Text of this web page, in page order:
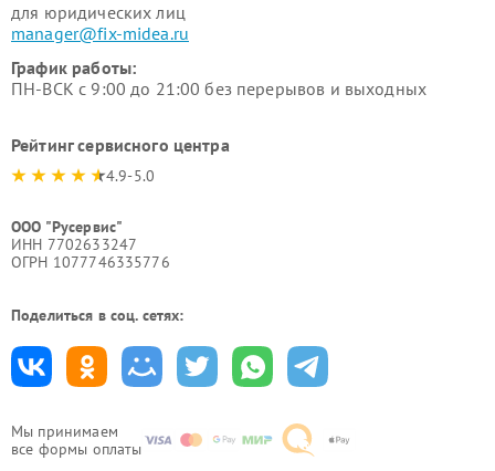
Мы принимаем
все формы оплаты
для юридических лиц
manager@fix-midea.ru
График работы:
ПН-ВСК с 9:00 до 21:00 без перерывов и выходных
Рейтинг сервисного центра
4.9-5.0
ООО "Русервис"
ИНН 7702633247
ОГРН 1077746335776
Поделиться в соц. сетях: